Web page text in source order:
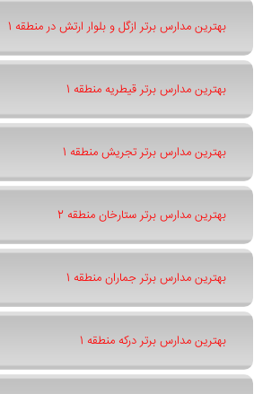
بهترین مدارس برتر ازگل و بلوار ارتش در منطقه 1
بهترین مدارس برتر قیطریه منطقه 1
بهترین مدارس برتر تجریش منطقه 1
بهترین مدارس برتر ستارخان منطقه 2
بهترین مدارس برتر جماران منطقه 1
بهترین مدارس برتر درکه منطقه 1